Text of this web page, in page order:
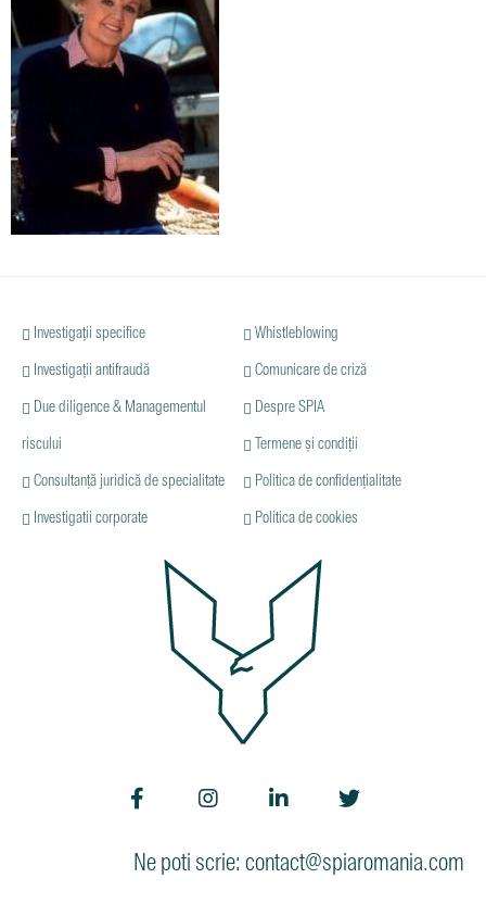
Investigații specifice Whistleblowing
Investigații antifraudă Comunicare de criză
Due diligence & Managementul
riscului
Despre SPIA
Termene și condiții
Consultanță juridică de specialitate Politica de confidențialitate
Investigatii corporate Politica de cookies
Ne poti scrie: contact@spiaromania.com